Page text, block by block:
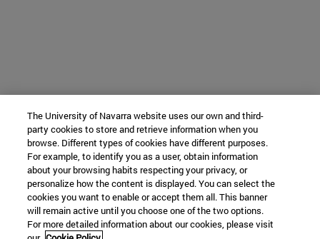
The University of Navarra website uses our own and third-
party cookies to store and retrieve information when you
browse. Different types of cookies have different purposes.
For example, to identify you as a user, obtain information
about your browsing habits respecting your privacy, or
personalize how the content is displayed. You can select the
cookies you want to enable or accept them all. This banner
will remain active until you choose one of the two options.
For more detailed information about our cookies, please visit